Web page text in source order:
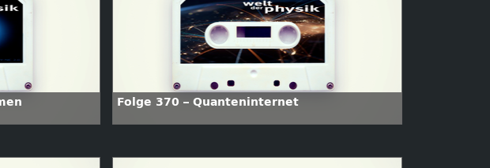
Folge 370 – Quanteninternet